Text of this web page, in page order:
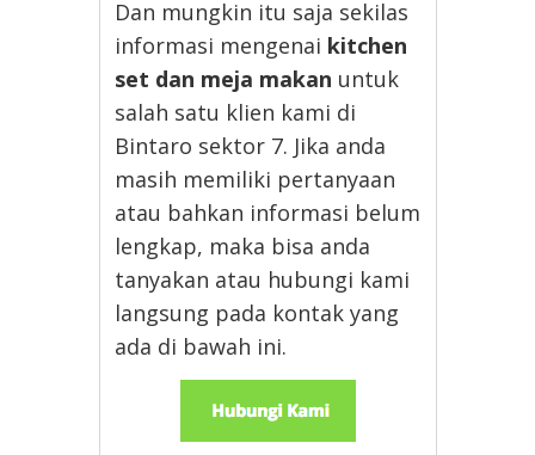
Dan mungkin itu saja sekilas
informasi mengenai kitchen
set dan meja makan untuk
salah satu klien kami di
Bintaro sektor 7. Jika anda
masih memiliki pertanyaan
atau bahkan informasi belum
lengkap, maka bisa anda
tanyakan atau hubungi kami
langsung pada kontak yang
ada di bawah ini.